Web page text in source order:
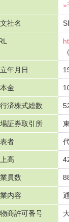
»
社名
年月日
金
済株式総数
場証券取引所
者
高
員数
内容
商許可番号